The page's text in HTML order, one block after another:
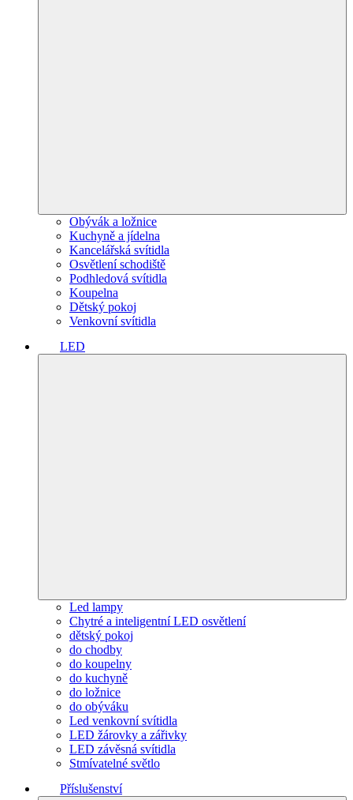
Obývák a ložnice
Kuchyně a jídelna
Kancelářská svítidla
Osvětlení schodiště
Podhledová svítidla
Koupelna
Dětský pokoj
Venkovní svítidla
LED
Led lampy
Chytré a inteligentní LED osvětlení
dětský pokoj
do chodby
do koupelny
do kuchyně
do ložnice
do obýváku
Led venkovní svítidla
LED žárovky a zářivky
LED závěsná svítidla
Stmívatelné světlo
Příslušenství